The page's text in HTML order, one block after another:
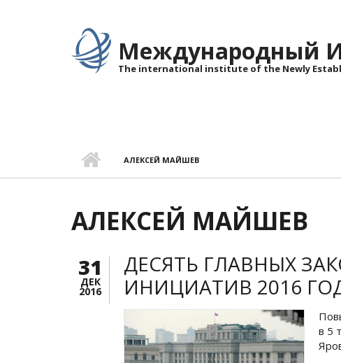
Международный
The international institute of the Newly
АЛЕКСЕЙ МАЙШЕВ
АЛЕКСЕЙ МАЙШЕВ
31
ДЕК
2016
ДЕСЯТЬ ГЛАВНЫХ
ИНИЦИАТИВ 2016
в 5